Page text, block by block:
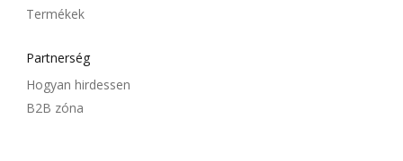
Termékek
Partnerség
Hogyan hirdessen
B2B zóna